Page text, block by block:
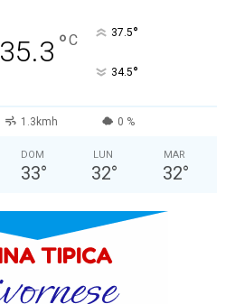
35.3 °C 37.5°
34.5°
1.3kmh 0 %
DOM
33°
LUN
32°
MAR
32°